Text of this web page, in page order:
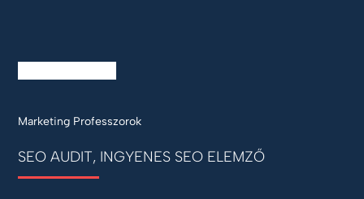
Marketing Professzorok
SEO AUDIT, INGYENES SEO ELEMZŐ